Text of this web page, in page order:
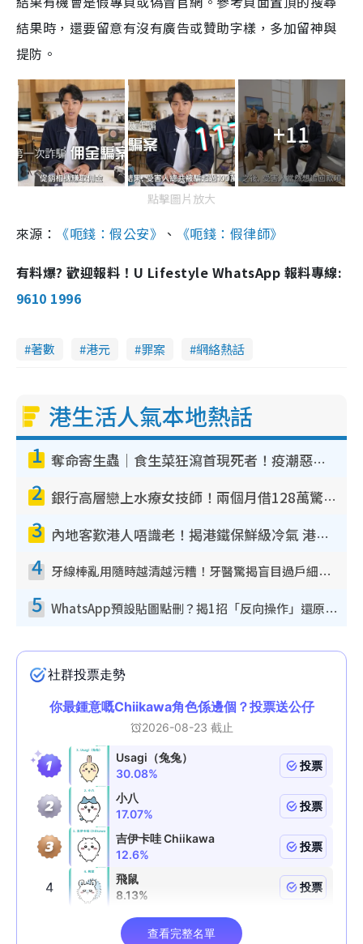
結果時，還要留意有沒有廣告或贊助字樣，多加留神與
提防。
+11
點擊圖片放大
來源： 《呃錢：假公安》 、
《呃錢：假律師》
有料爆? 歡迎報料！U Lifestyle WhatsApp 報料專線:
9610 1996
著數 港元 罪案 網絡熱話
港生活人氣本地熱話
1 奪命寄生蟲｜食生菜狂瀉首現死者！疫潮惡化錄1.8萬宗病例 揭洗菜3大謬誤
2 銀行高層戀上水療女技師！兩個月借128萬驚覺「沉船」沉落火海 揭背後疑似邪教操控賣淫
3 內地客歎港人唔識老！揭港鐵保鮮級冷氣 港人求放過：咪投訴
4 牙線棒亂用隨時越清越污糟！牙醫驚揭盲目過戶細菌恐致蛀牙：呢種先係日常真保養
5 WhatsApp預設貼圖點刪？揭1招「反向操作」還原簡潔介面 附3步實測教學